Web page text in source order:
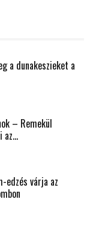
a dunakeszieket a
– Remekül
edzés várja az